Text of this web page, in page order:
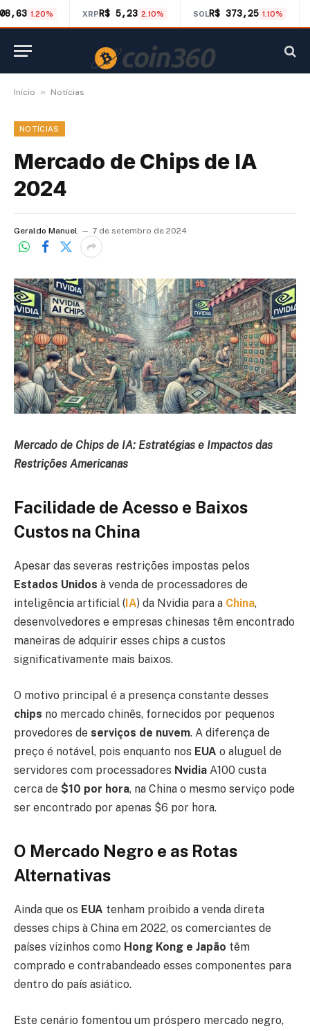
1.20% XRPR$ 5,23 2.10% SOLR$ 373,25 1.10%
Início » Notícias
NOTÍCIAS
Mercado de Chips de IA
2024
Geraldo Manuel 7 de setembro de 2024
Mercado de Chips de IA: Estratégias e Impactos das
Restrições Americanas
Facilidade de Acesso e Baixos
Custos na China
Apesar das severas restrições impostas pelos
Estados Unidos à venda de processadores de
inteligência artificial ( IA) da Nvidia para a China,
desenvolvedores e empresas chinesas têm encontrado
maneiras de adquirir esses chips a custos
significativamente mais baixos.
O motivo principal é a presença constante desses
chips no mercado chinês, fornecidos por pequenos
provedores de serviços de nuvem. A diferença de
preço é notável, pois enquanto nos EUA o aluguel de
servidores com processadores Nvidia A100 custa
cerca de $10 por hora, na China o mesmo serviço pode
ser encontrado por apenas $6 por hora.
O Mercado Negro e as Rotas
Alternativas
Ainda que os EUA tenham proibido a venda direta
desses chips à China em 2022, os comerciantes de
países vizinhos como Hong Kong e Japão têm
comprado e contrabandeado esses componentes para
dentro do país asiático.
Este cenário fomentou um próspero mercado negro,